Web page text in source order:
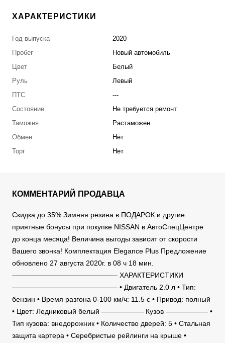
ХАРАКТЕРИСТИКИ
Год выпуска
2020
Пробег
Новый автомобиль
Цвет
Белый
Руль
Левый
ПТС
---
Состояние
Не требуется ремонт
Таможня
Растаможен
Обмен
Нет
Торг
Нет
КОММЕНТАРИЙ ПРОДАВЦА
Скидка до 35% Зимняя резина в ПОДАРОК и другие
приятные бонусы при покупке NISSAN в АвтоСпецЦентре
до конца месяца! Величина выгоды зависит от скорости
Вашего звонка! Комплектация Elegance Plus Предложение
обновлено 27 августа 2020г. в 08 ч 18 мин.
——————————————— ХАРАКТЕРИСТИКИ
——————————————— • Двигатель 2.0 л • Тип:
бензин • Время разгона 0-100 км/ч: 11.5 c • Привод: полный
• Цвет: Ледниковый белый —————— Кузов —————— •
Тип кузова: внедорожник • Количество дверей: 5 • Стальная
защита картера • Серебристые рейлинги на крыше •